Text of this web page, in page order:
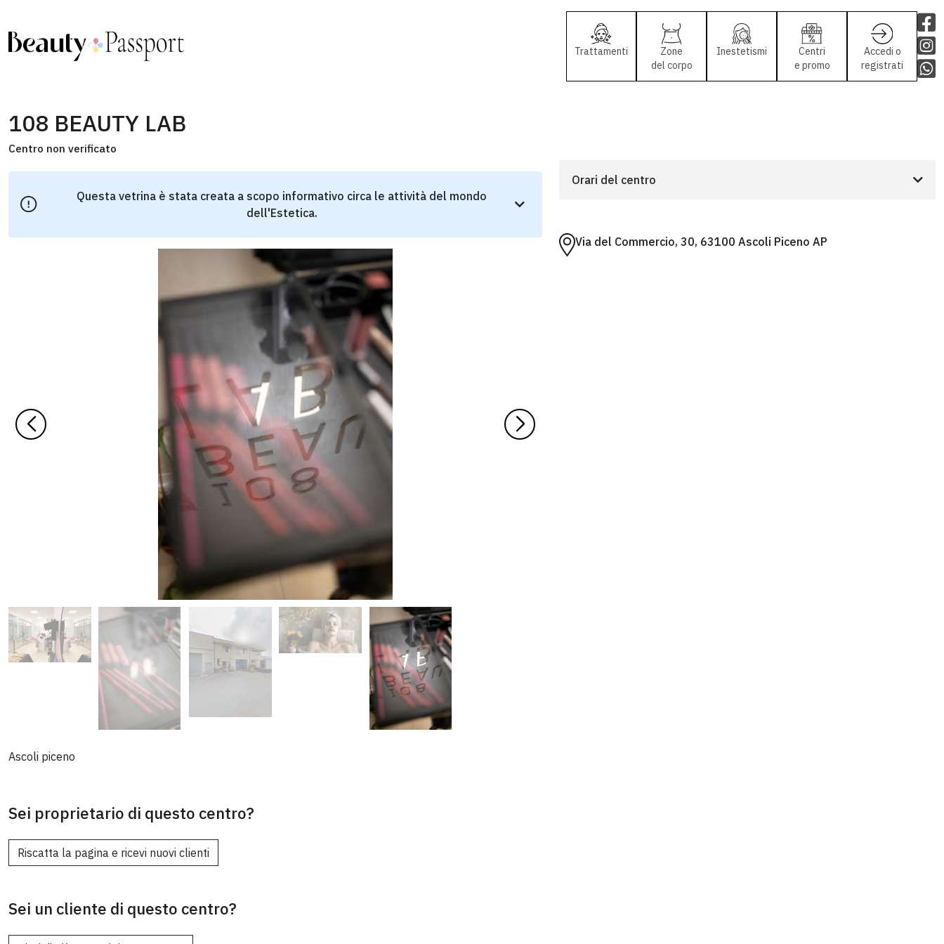
Trattamenti
Zone
del corpo
Inestetismi
Centri
e promo
Accedi o
registrati
108 BEAUTY LAB
Centro non verificato
Questa vetrina è stata creata a scopo informativo circa le attività del mondo
dell'Estetica.
Ascoli piceno
Sei proprietario di questo centro?
Riscatta la pagina e ricevi nuovi clienti
Sei un cliente di questo centro?
Orari del centro
Via del Commercio, 30, 63100 Ascoli Piceno AP